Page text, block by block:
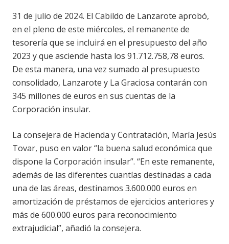
31 de julio de 2024. El Cabildo de Lanzarote aprobó,
en el pleno de este miércoles, el remanente de
tesorería que se incluirá en el presupuesto del año
2023 y que asciende hasta los 91.712.758,78 euros.
De esta manera, una vez sumado al presupuesto
consolidado, Lanzarote y La Graciosa contarán con
345 millones de euros en sus cuentas de la
Corporación insular.
La consejera de Hacienda y Contratación, María Jesús
Tovar, puso en valor “la buena salud económica que
dispone la Corporación insular”. “En este remanente,
además de las diferentes cuantías destinadas a cada
una de las áreas, destinamos 3.600.000 euros en
amortización de préstamos de ejercicios anteriores y
más de 600.000 euros para reconocimiento
extrajudicial”, añadió la consejera.